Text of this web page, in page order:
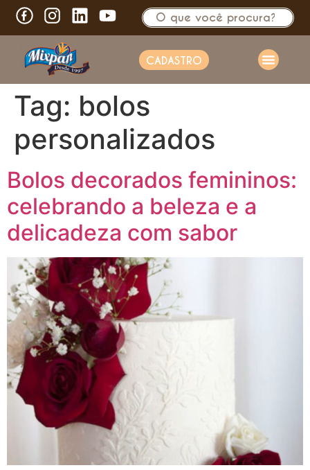
CADASTRO
Tag: bolos
personalizados
Bolos decorados femininos:
celebrando a beleza e a
delicadeza com sabor